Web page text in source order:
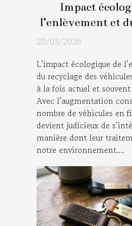
Impact
l’enlèvement et
des
20/03/2026
L’impact écologique de
du recyclage des
à la fois actuel et
Avec l’augmentation
nombre de véhicules en
devient judicieux de
manière dont leur
notre environnement....